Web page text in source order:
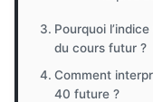
Pourquoi
du cours futur ?
Comment
40 future ?